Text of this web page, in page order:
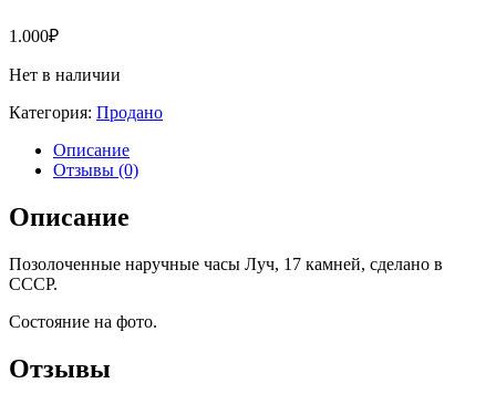
1.000₽
Нет в наличии
Категория: Продано
Описание
Отзывы (0)
Описание
Позолоченные наручные часы Луч, 17 камней, сделано в
СССР.
Состояние на фото.
Отзывы